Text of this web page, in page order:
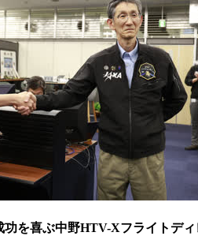
を喜ぶ中野HTV-Xフライトデ